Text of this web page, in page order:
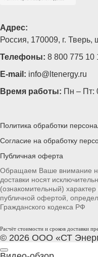
Адрес:
Россия, 170009, г. Тверь,
Телефоны: 8 800 775 10
E-mail: info@ltenergy.ru
Время работы: Пн – Пт:
Политика обработки
Согласие на обработку
Публичная оферта
Обращаем Ваше внимание
доставки носят
(ознакомительный)
публичной офертой,
Гражданского кодекса РФ
Расчёт стоимости и сроков доставки
© 2026 ООО «СТ